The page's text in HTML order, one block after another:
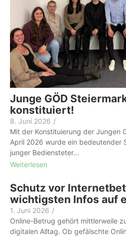
Junge GÖD
konstituiert!
8. Juni 2026 /
Mit der Konstituierung der Jungen
April 2026 wurde ein bedeutender
junger Bediensteter...
Weiterlesen
Schutz vor
wichtigsten Infos auf
1. Juni 2026 /
Online-Betrug gehört mittlerweile
digitalen Alltag. Ob gefälschte